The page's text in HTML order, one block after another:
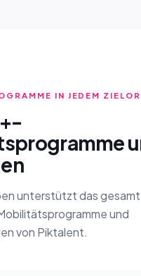
IN JEDEM
unterstützt das
und
von Piktalent.